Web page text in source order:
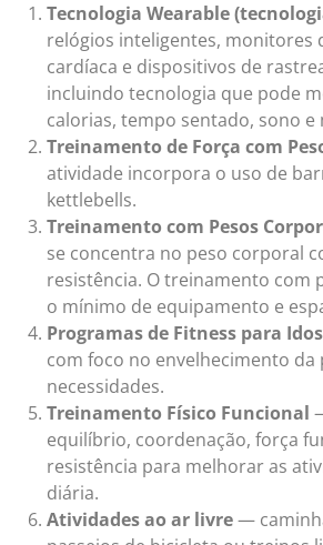
Tecnologia Wearable
relógios inteligentes, monitores
cardíaca e dispositivos de
incluindo tecnologia que pode
calorias, tempo sentado, sono e
Treinamento de Força com
atividade incorpora o uso de
kettlebells.
Treinamento com Pesos
se concentra no peso corporal
resistência. O treinamento com
o mínimo de equipamento e
Programas de Fitness para
com foco no envelhecimento da
necessidades.
Treinamento Físico Funcional
equilíbrio, coordenação, força
resistência para melhorar as
diária.
Atividades ao ar livre—